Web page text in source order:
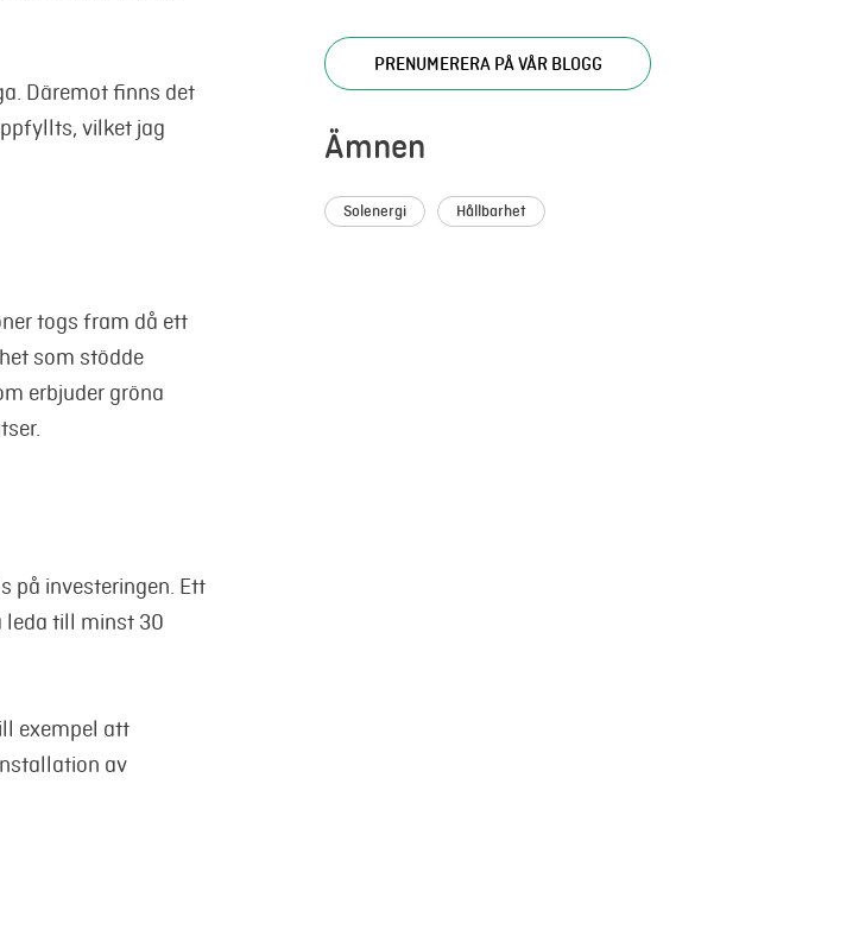
Däremot finns det
vilket jag
togs fram då ett
som stödde
erbjuder gröna
på investeringen. Ett
leda till minst 30
exempel att
av
PRENUMERERA PÅ VÅR BLOGG
Ämnen
Solenergi Hållbarhet